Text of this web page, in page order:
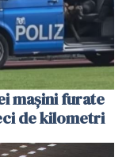
mașini furate
de kilometri